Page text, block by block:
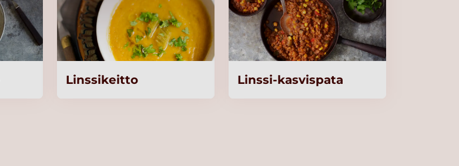
Linssikeitto Linssi-kasvispata